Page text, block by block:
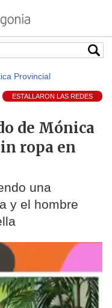
Provincial
ESTALLARON LAS REDES
de Mónica
ropa en
una
y el hombre